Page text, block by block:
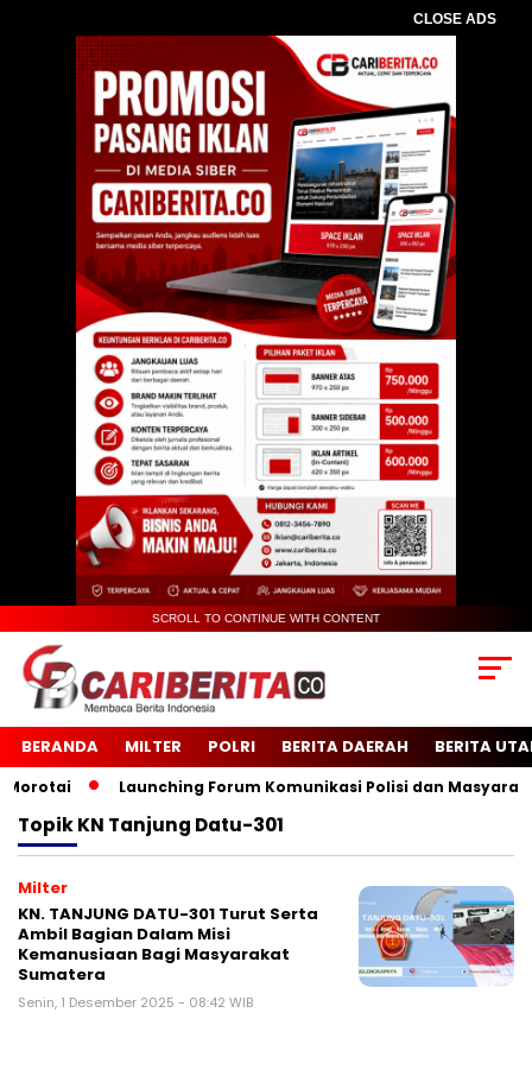
CLOSE ADS
SCROLL TO CONTINUE WITH CONTENT
BERANDA MILTER POLRI BERITA DAERAH BERITA
Launching Forum Komunikasi Polisi dan Masyarakat
TopikKN Tanjung Datu-301
Milter
KN. TANJUNG DATU-301 Turut Serta
Ambil Bagian Dalam Misi
Kemanusiaan Bagi Masyarakat
Sumatera
Senin, 1 Desember 2025 - 08:42 WIB